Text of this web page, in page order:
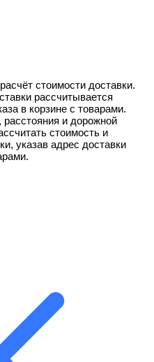
стоимости доставки.
рассчитывается
в корзине с товарами.
расстояния и дорожной
стоимость и
указав адрес доставки